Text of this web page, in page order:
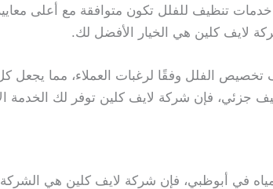
تنظيف للفلل تكون متوافقة مع أعلى معايير
لايف كلين هي الخيار الأفضل لك.
تخصيص الفلل وفقًا لرغبات العملاء، مما يجعل
جزئي، فإن شركة لايف كلين توفر لك الخدمة
في أبوظبي، فإن شركة لايف كلين هي